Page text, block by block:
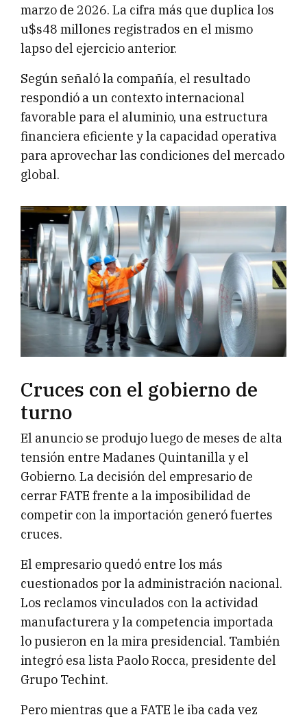
marzo de 2026. La cifra más que duplica los
u$s48 millones registrados en el mismo
lapso del ejercicio anterior.
Según señaló la compañía, el resultado
respondió a un contexto internacional
favorable para el aluminio, una estructura
financiera eficiente y la capacidad operativa
para aprovechar las condiciones del mercado
global.
Cruces con el gobierno de
turno
El anuncio se produjo luego de meses de alta
tensión entre Madanes Quintanilla y el
Gobierno. La decisión del empresario de
cerrar FATE frente a la imposibilidad de
competir con la importación generó fuertes
cruces.
El empresario quedó entre los más
cuestionados por la administración nacional.
Los reclamos vinculados con la actividad
manufacturera y la competencia importada
lo pusieron en la mira presidencial. También
integró esa lista Paolo Rocca, presidente del
Grupo Techint.
Pero mientras que a FATE le iba cada vez